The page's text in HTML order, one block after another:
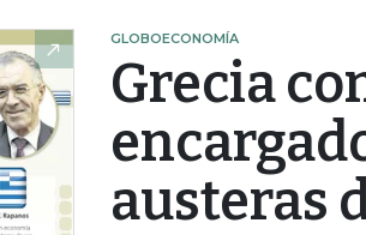
GLOBOECONOMÍA
Grecia
austeras